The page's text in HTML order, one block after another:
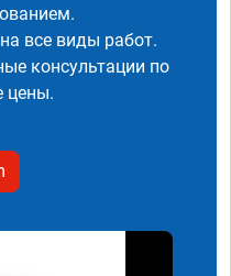
все виды работ.
консультации по
цены.